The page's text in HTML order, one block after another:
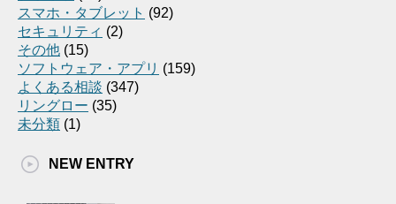
スマホ・タブレット (92)
セキュリティ (2)
その他 (15)
ソフトウェア・アプリ (159)
よくある相談 (347)
リングロー (35)
未分類 (1)
NEW ENTRY